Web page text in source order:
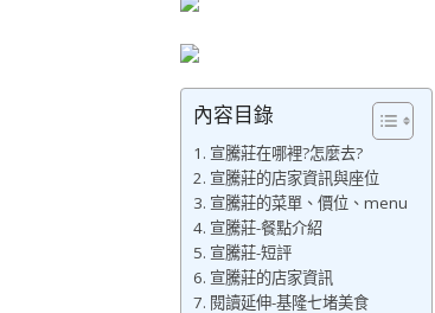
內容目錄
宣騰莊在哪裡?怎麼去?
宣騰莊的店家資訊與座位
宣騰莊的菜單、價位、menu
宣騰莊-餐點介紹
宣騰莊-短評
宣騰莊的店家資訊
閱讀延伸-基隆七堵美食